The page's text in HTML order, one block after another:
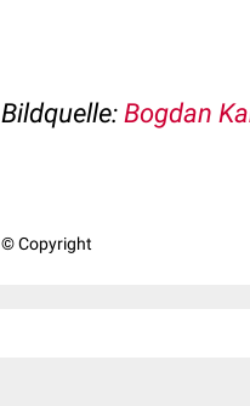
Bildquelle: Bogdan
© Copyright